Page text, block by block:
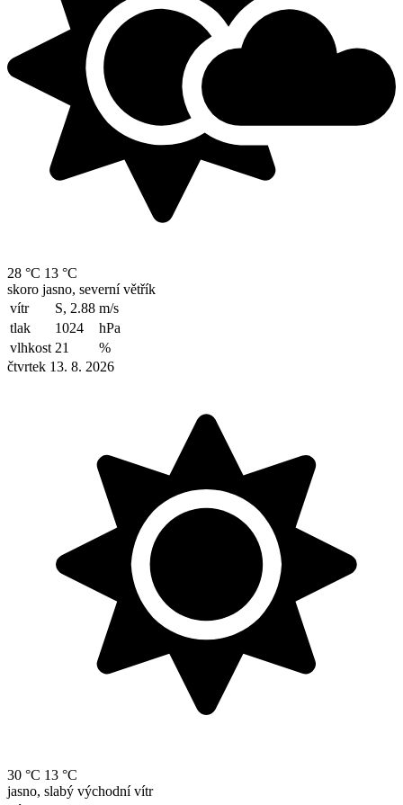
28 °C 13 °C
skoro jasno, severní větřík
vítr
S, 2.88 m/s
tlak
1024
hPa
vlhkost 21
%
čtvrtek 13. 8. 2026
30 °C 13 °C
jasno, slabý východní vítr